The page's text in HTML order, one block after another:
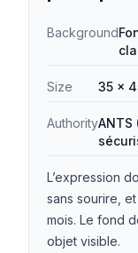
Background
Size 35 ×
Authority
L’expression
sans sourire,
mois. Le fond
objet visible.